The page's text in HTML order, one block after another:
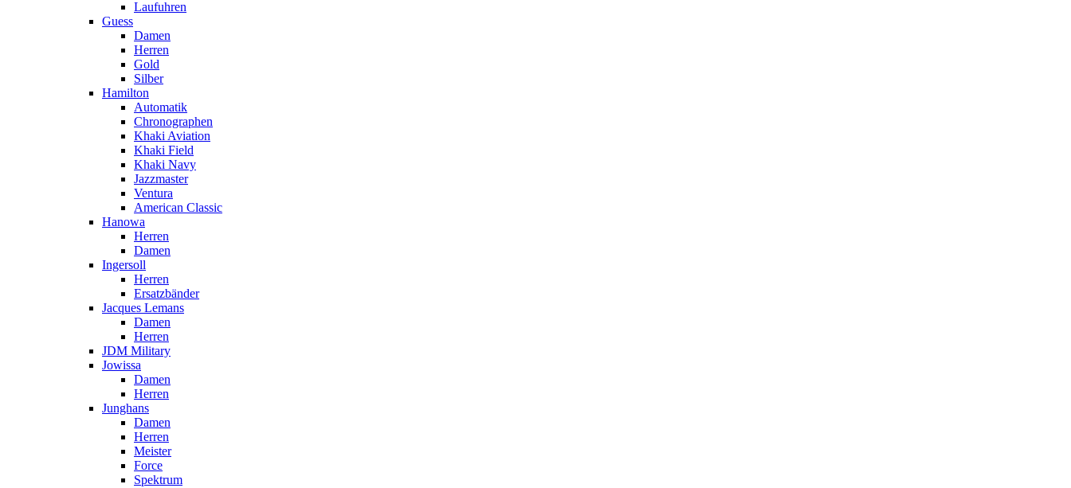
Laufuhren
Guess
Damen
Herren
Gold
Silber
Hamilton
Automatik
Chronographen
Khaki Aviation
Khaki Field
Khaki Navy
Jazzmaster
Ventura
American Classic
Hanowa
Herren
Damen
Ingersoll
Herren
Ersatzbänder
Jacques Lemans
Damen
Herren
JDM Military
Jowissa
Damen
Herren
Junghans
Damen
Herren
Meister
Force
Spektrum